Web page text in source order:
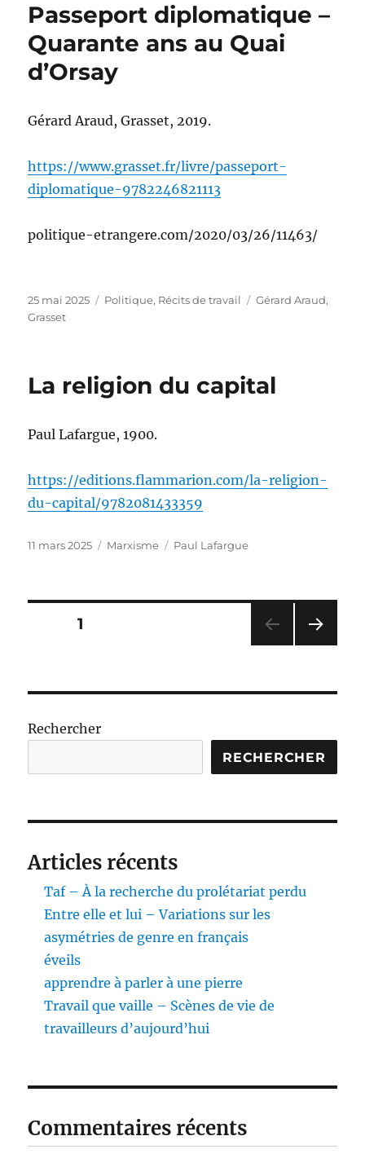
Passeport diplomatique –
Quarante ans au Quai
d’Orsay
Gérard Araud, Grasset, 2019.
https://www.grasset.fr/livre/passeport-
diplomatique-9782246821113
politique-etrangere.com/2020/03/26/11463/
Publié
le
25 mai 2025 Catégories
Politique, Récits de travail Étiquettes
Gérard Araud,
Grasset
La religion du capital
Paul Lafargue, 1900.
https://editions.flammarion.com/la-religion-
du-capital/9782081433359
Publié
11 mars 2025 Catégories
Marxisme Étiquettes
Paul Lafargue
Pagination
publications
PAGE1
ANT
Rechercher
RECHERCHER
Articles récents
Taf – À la recherche du prolétariat perdu
Entre elle et lui – Variations sur les
asymétries de genre en français
éveils
apprendre à parler à une pierre
Travail que vaille – Scènes de vie de
travailleurs d’aujourd’hui
Commentaires récents